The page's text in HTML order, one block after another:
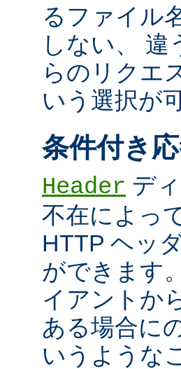
るファイル
しない、
らのリクエ
いう選択が
条件付き
Header デ
不在によっ
HTTP ヘッ
ができます
イアントか
ある場合に
いうような